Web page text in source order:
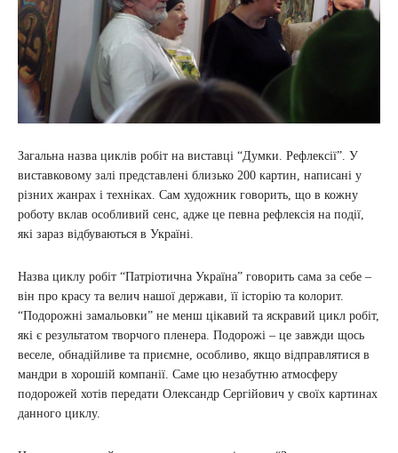
Загальна назва циклів робіт на виставці “Думки. Рефлексії”. У
виставковому залі представлені близько 200 картин, написані у
різних жанрах і техніках. Сам художник говорить, що в кожну
роботу вклав особливий сенс, адже це певна рефлексія на події,
які зараз відбуваються в Україні.
Назва циклу робіт “Патріотична Україна” говорить сама за себе –
він про красу та велич нашої держави, її історію та колорит.
“Подорожні замальовки” не менш цікавий та яскравий цикл робіт,
які є результатом творчого пленера. Подорожі – це завжди щось
веселе, обнадійливе та приємне, особливо, якщо відправлятися в
мандри в хорошій компанії. Саме цю незабутню атмосферу
подорожей хотів передати Олександр Сергійович у своїх картинах
данного циклу.